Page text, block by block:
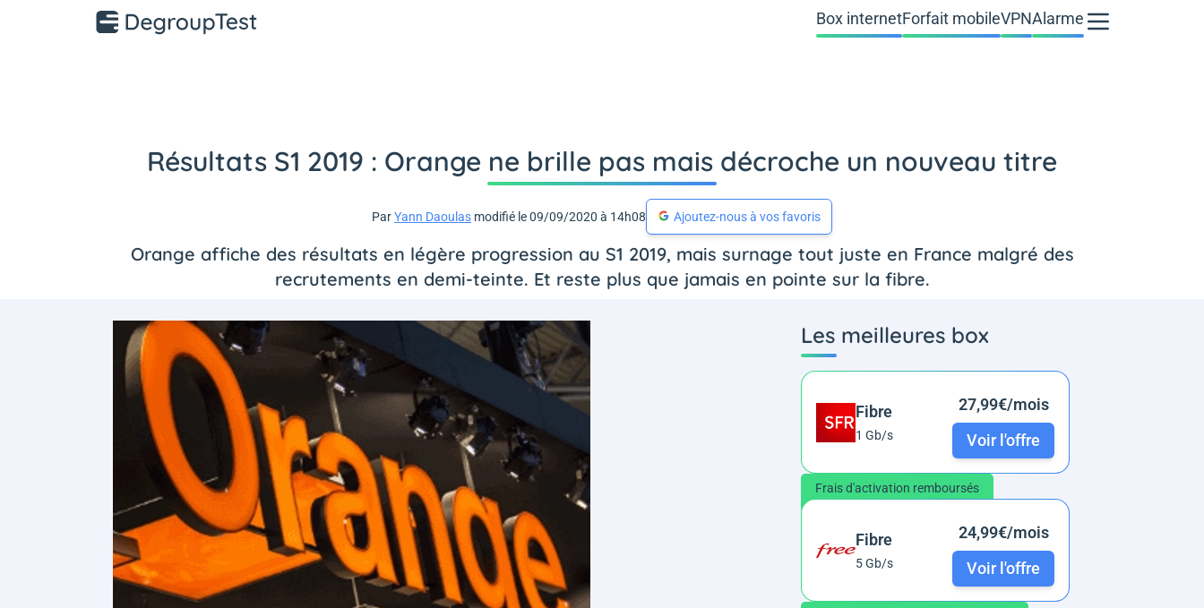
Box internetForfait mobileVPNAlarme
Résultats S1 2019 : Orange ne brille pas mais décroche un nouveau titre
ParYann Daoulas modifié le 09/09/2020 à 14h08 Ajoutez-nous à vos favoris
Orange affiche des résultats en légère progression au S1 2019, mais surnage tout juste en France malgré des
recrutements en demi-teinte. Et reste plus que jamais en pointe sur la fibre.
Les meilleures box
Fibre
1 Gb/s
27,99€/mois
Voir l'offre
Frais d'activation remboursés
Fibre
5 Gb/s
24,99€/mois
Voir l'offre